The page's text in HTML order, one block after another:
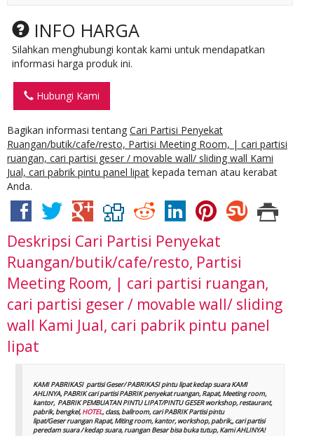
INFO HARGA
Silahkan menghubungi kontak kami untuk mendapatkan
informasi harga produk ini.
Hubungi Kami
Bagikan informasi tentang Cari Partisi Penyekat
Ruangan/butik/cafe/resto, Partisi Meeting Room, | cari partisi
ruangan, cari partisi geser / movable wall/ sliding wall Kami
Jual, cari pabrik pintu panel lipat kepada teman atau kerabat
Anda.
Deskripsi Cari Partisi Penyekat
Ruangan/butik/cafe/resto, Partisi
Meeting Room, | cari partisi ruangan,
cari partisi geser / movable wall/ sliding
wall Kami Jual, cari pabrik pintu panel
lipat
KAMI PABRIKASI partisi Geser/ PABRIKASI pintu lipat kedap suara KAMI
AHLINYA, PABRIK cari partisi PABRIK penyekat ruangan, Rapat, Meeting room,
kantor, PABRIK PEMBUATAN PINTU LIPAT/PINTU GESER workshop, restaurant,
pabrik, bengkel,HOTEL, class, ballroom, cari PABRIK Partisi pintu
lipat/Geser ruangan Rapat, Miting room, kantor, workshop, pabrik,, cari partisi
peredam suara / kedap suara, ruangan Besar bisa buka tutup, Kami AHLINYA!